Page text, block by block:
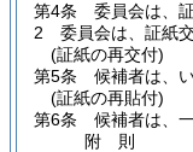
第4条
委員会は、
2
委員会は、証紙
(証紙の再交付)
第5条
候補者は、
(証紙の再貼付)
第6条
候補者は、
附 則